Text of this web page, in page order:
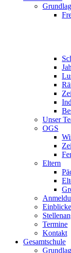
Unser
OGS
Eltern
Termine
Kontakt
Gesamtschule